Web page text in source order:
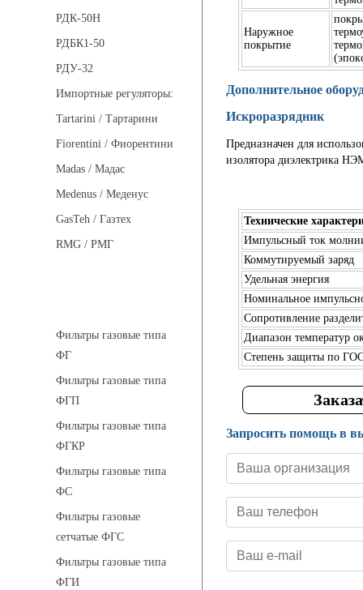
РДК-50Н
РДБК1-50
РДУ-32
Импортные регуляторы:
Tartarini / Тартарини
Fiorentini / Фиорентини
Madas / Мадас
Medenus / Меденус
GasTeh / Газтех
RMG / РМГ
Фильтры газовые типа
ФГ
Фильтры газовые типа
ФГП
Фильтры газовые типа
ФГКР
Фильтры газовые типа
ФС
Фильтры газовые
сетчатые ФГС
Фильтры газовые типа
ФГИ
Наружное
покрытие
Дополнительное
Искроразрядник
Предназначен для
изолятора диэлектрика
Технические
Импульсный ток
Коммутируемый заряд
Удельная энергия
Номинальное
Сопротивление
Диапазон температур
Степень защиты по
Запросить помощь в